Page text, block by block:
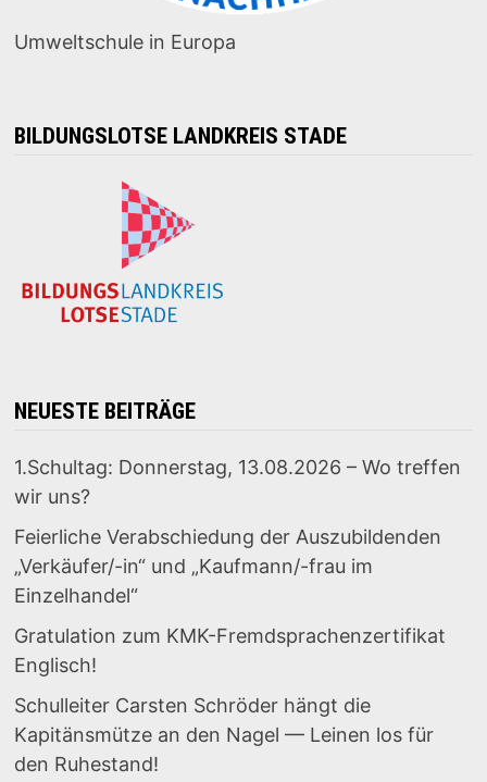
Umweltschule in Europa
BILDUNGSLOTSE LANDKREIS STADE
NEUESTE BEITRÄGE
1.Schultag: Donnerstag, 13.08.2026 – Wo treffen
wir uns?
Feierliche Verabschiedung der Auszubildenden
„Verkäufer/-in“ und „Kaufmann/-frau im
Einzelhandel“
Gratulation zum KMK-Fremdsprachenzertifikat
Englisch!
Schulleiter Carsten Schröder hängt die
Kapitänsmütze an den Nagel — Leinen los für
den Ruhestand!